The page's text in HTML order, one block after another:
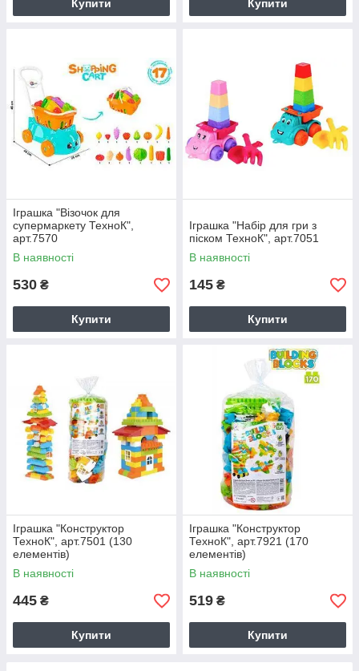
Купити Купити
Іграшка "Візочок для
супермаркету ТехноК",
арт.7570
В наявності
530 ₴
Купити
Іграшка "Набір для гри з
піском ТехноК", арт.7051
В наявності
145 ₴
Купити
Іграшка "Конструктор
ТехноК", арт.7501 (130
елементів)
В наявності
445 ₴
Купити
Іграшка "Конструктор
ТехноК", арт.7921 (170
елементів)
В наявності
519 ₴
Купити